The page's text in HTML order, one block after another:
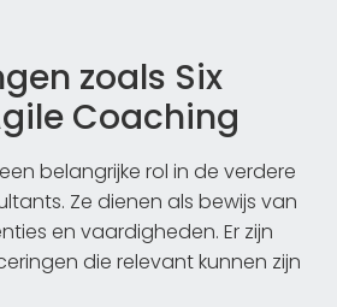
zoals Six
Coaching
belangrijke rol in de verdere
Ze dienen als bewijs van
en vaardigheden. Er zijn
die relevant kunnen zijn